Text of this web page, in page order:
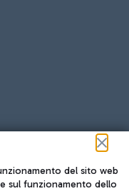
della vicinanza
del sito web
sul funzionamento dello